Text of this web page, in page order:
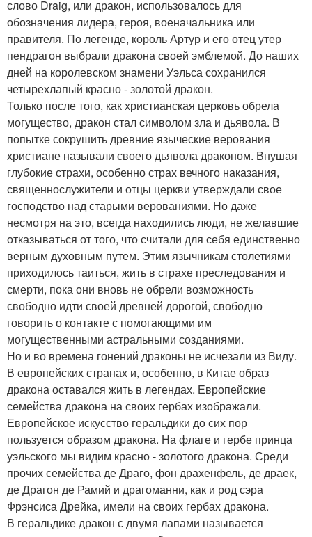
слово Draig, или дракон, использовалось для
обозначения лидера, героя, военачальника или
правителя. По легенде, король Артур и его отец утер
пендрагон выбрали дракона своей эмблемой. До наших
дней на королевском знамени Уэльса сохранился
четырехлапый красно - золотой дракон.
Только после того, как христианская церковь обрела
могущество, дракон стал символом зла и дьявола. В
попытке сокрушить древние языческие верования
христиане называли своего дьявола драконом. Внушая
глубокие страхи, особенно страх вечного наказания,
священнослужители и отцы церкви утверждали свое
господство над старыми верованиями. Но даже
несмотря на это, всегда находились люди, не желавшие
отказываться от того, что считали для себя единственно
верным духовным путем. Этим язычникам столетиями
приходилось таиться, жить в страхе преследования и
смерти, пока они вновь не обрели возможность
свободно идти своей древней дорогой, свободно
говорить о контакте с помогающими им
могущественными астральными созданиями.
Но и во времена гонений драконы не исчезали из Виду.
В европейских странах и, особенно, в Китае образ
дракона оставался жить в легендах. Европейские
семейства дракона на своих гербах изображали.
Европейское искусство геральдики до сих пор
пользуется образом дракона. На флаге и гербе принца
уэльского мы видим красно - золотого дракона. Среди
прочих семейства де Драго, фон драхенфель, де драек,
де Драгон де Рамий и драгоманни, как и род сэра
Фрэнсиса Дрейка, имели на своих гербах дракона.
В геральдике дракон с двумя лапами называется